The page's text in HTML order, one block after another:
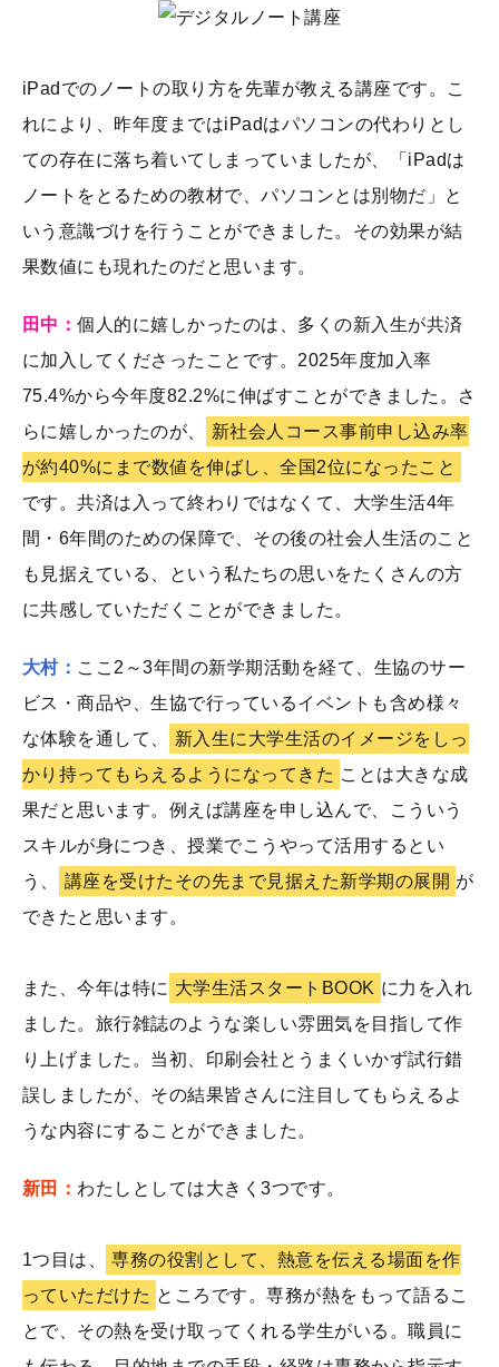
iPadでのノートの取り方を先輩が教える講座です。こ
れにより、昨年度まではiPadはパソコンの代わりとし
ての存在に落ち着いてしまっていましたが、「iPadは
ノートをとるための教材で、パソコンとは別物だ」と
いう意識づけを行うことができました。その効果が結
果数値にも現れたのだと思います。
田中：個人的に嬉しかったのは、多くの新入生が共済
に加入してくださったことです。2025年度加入率
75.4%から今年度82.2%に伸ばすことができました。さ
らに嬉しかったのが、
新社会人コース事前申し込み率
が約40%にまで数値を伸ばし、全国2位になったこと
です。共済は入って終わりではなくて、大学生活4年
間・6年間のための保障で、その後の社会人生活のこと
も見据えている、という私たちの思いをたくさんの方
に共感していただくことができました。
大村： ここ2～3年間の新学期活動を経て、生協のサー
ビス・商品や、生協で行っているイベントも含め様々
な体験を通して、
新入生に大学生活のイメージをしっ
かり持ってもらえるようになってきた ことは大きな成
果だと思います。例えば講座を申し込んで、こういう
スキルが身につき、授業でこうやって活用するとい
う、
講座を受けたその先まで見据えた新学期の展開 が
できたと思います。
また、今年は特に 大学生活スタートBOOK に力を入れ
ました。旅行雑誌のような楽しい雰囲気を目指して作
り上げました。当初、印刷会社とうまくいかず試行錯
誤しましたが、その結果皆さんに注目してもらえるよ
うな内容にすることができました。
新田： わたしとしては大きく3つです。
1つ目は、
専務の役割として、熱意を伝える場面を作
っていただけた ところです。専務が熱をもって語るこ
とで、その熱を受け取ってくれる学生がいる。職員に